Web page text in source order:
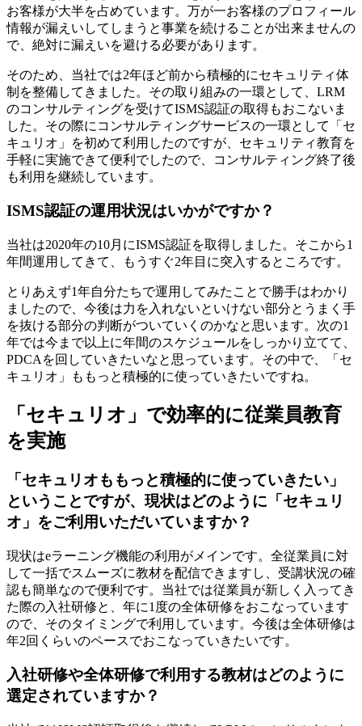
お客様が大半を占めています。万が一お客様のプロフィール
情報が漏えいしてしまうと事業を続けることが出来ませんの
で、絶対に漏えいを避ける必要があります。
そのため、当社では2年ほど前から積極的にセキュリティ体
制を整備してきました。その取り組みの一環として、LRM
のコンサルティングを受けてISMS認証の取得もおこないま
した。その際にコンサルティングサービスの一環として「セ
キュリオ」を初めて利用したのですが、セキュリティ教育を
手軽に実施できて便利でしたので、コンサルティング終了後
も利用を継続しています。
ISMS認証の運用状況はいかがですか？
当社は2020年の10月にISMS認証を取得しました。そこから1
年間運用してきて、もうすぐ2年目に突入するところです。
とりあえず1年自分たちで運用してみたことで勝手はわかり
ましたので、今後は力を入れないといけない部分とうまく手
を抜ける部分の判断がついていくのかなと思います。次の1
年では今まで以上に年間のスケジュールをしっかり立てて、
PDCAを回していきたいなと思っています。その中で、「セ
キュリオ」ももっと積極的に使っていきたいですね。
「セキュリオ」で効率的に従業員教育
を実施
「セキュリオももっと積極的に使っていきたい」
ということですが、現状はどのように「セキュリ
オ」をご利用いただいていますか？
現状はeラーニング機能の利用がメインです。全従業員に対
して一括でスムーズに教材を配信できますし、受講状況の確
認も簡単なので便利です。当社では従業員が新しく入ってき
た際の入社研修と、年に1度の全体研修をおこなっています
ので、そのタイミングで利用しています。今後は全体研修は
年2回くらいのペースでおこなっていきたいです。
入社研修や全体研修で利用する教材はどのように
選定されていますか？